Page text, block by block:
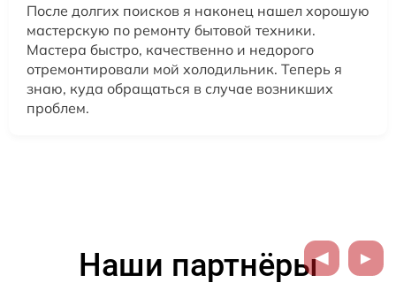
После долгих поисков я наконец нашел хорошую
мастерскую по ремонту бытовой техники.
Мастера быстро, качественно и недорого
отремонтировали мой холодильник. Теперь я
знаю, куда обращаться в случае возникших
проблем.
Наши партнёры